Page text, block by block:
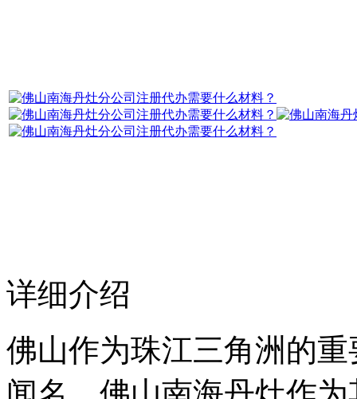
详细介绍
佛山作为珠江三角洲的